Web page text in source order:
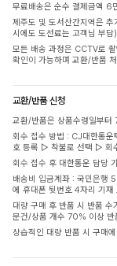
무료배송은 순수 결제금액 6
제주도 및 도서산간지역은
시에도 도선료는 고객님 부담)
모든 배송 과정은 CCTV로
확인이 가능하며 교환/반품
교환/반품 신청
교환/반품은 상품수령일부터
회수 접수 방법 : CJ대한통
호 등록 ▷ 착불로 선택 ▷ 회
회수 접수 후 대한통운 담당
배송비 입금계좌 : 국민은
에 휴대폰 뒷번호 4자리 기재
대량 구매 후 반품 시 반품
문건/상품 개수 70% 이상 반
상습적인 대량 반품 시 구매